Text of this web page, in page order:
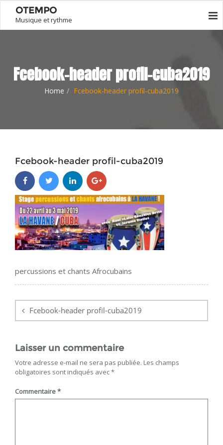
OTEMPO
Musique et rythme
Fcebook-header profil-cuba2019
Home Fcebook-header profil-cuba2019
Fcebook-header profil-cuba2019
percussions et chants Afrocubains
de
l’article
Fcebook-header profil-cuba2019
Laisser un commentaire
Votre adresse e-mail ne sera pas publiée. Les champs
obligatoires sont indiqués avec*
Commentaire*